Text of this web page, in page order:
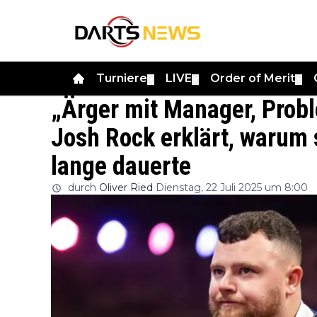
Turniere LIVE Order of Merit
„Ärger mit Manager,
Josh Rock erklärt,
lange dauerte
durch Oliver Ried Dienstag, 22 Juli 2025 um 8:00